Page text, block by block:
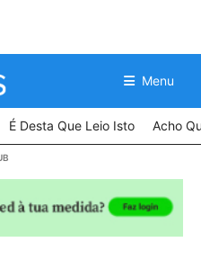
Menu
É Desta Que Leio Isto Acho